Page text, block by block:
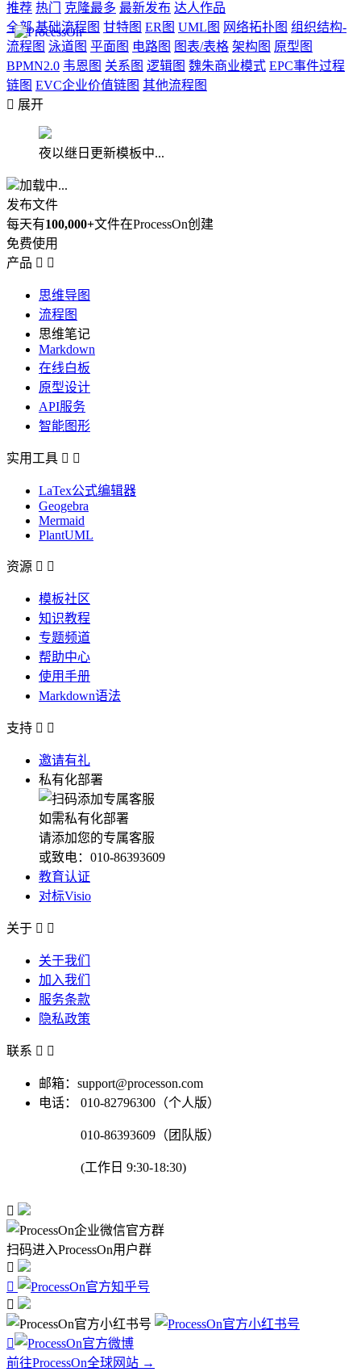
推荐 热门 克隆最多 最新发布 达人作品
全部 基础流程图 甘特图 ER图 UML图 网络拓扑图 组织结构-
流程图 泳道图 平面图 电路图 图表/表格 架构图 原型图
BPMN2.0 韦恩图 关系图 逻辑图 魏朱商业模式 EPC事件过程
链图 EVC企业价值链图 其他流程图
 展开
夜以继日更新模板中...
加载中...
发布文件
每天有100,000+文件在ProcessOn创建
免费使用
产品  
思维导图
流程图
思维笔记
Markdown
在线白板
原型设计
API服务
智能图形
实用工具  
LaTex公式编辑器
Geogebra
Mermaid
PlantUML
资源  
模板社区
知识教程
专题频道
帮助中心
使用手册
Markdown语法
支持  
邀请有礼
私有化部署
如需私有化部署
请添加您的专属客服
或致电：010-86393609
教育认证
对标Visio
关于  
关于我们
加入我们
服务条款
隐私政策
联系  
邮箱：support@processon.com
电话：
010-82796300（个人版）
010-86393609（团队版）
(工作日 9:30-18:30)

扫码进入ProcessOn用户群




前往ProcessOn全球网站 →